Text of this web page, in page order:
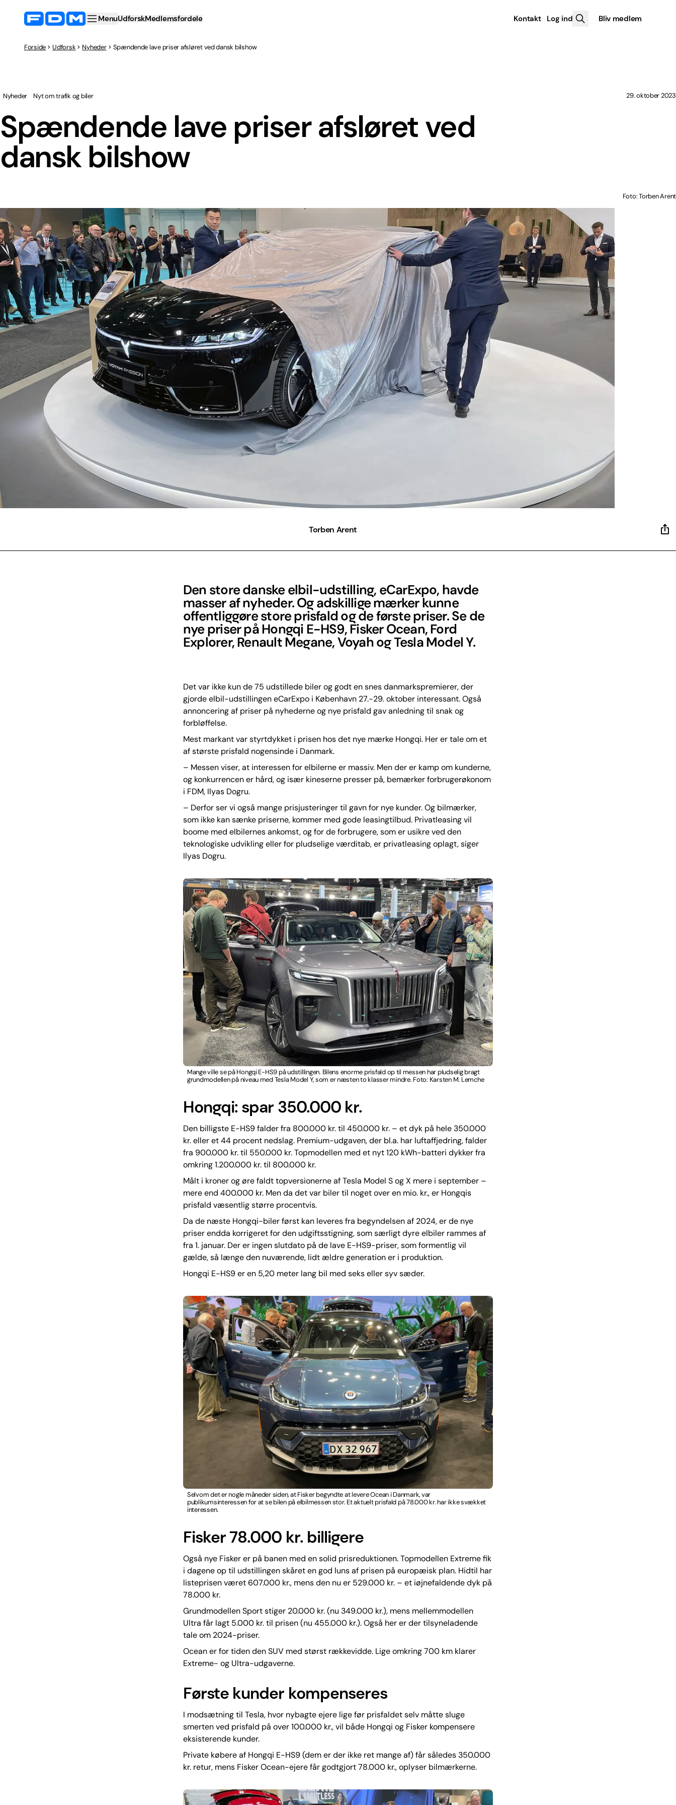
MenuUdforskMedlemsfordele Kontakt Log ind Bliv medlem
Forside Udforsk Nyheder Spændende lave priser afsløret ved dansk bilshow
Spændende lave priser afsløret ved
dansk bilshow
Nyheder Nyt om trafik og biler 29. oktober 2023
Foto: Torben Arent
Torben Arent
Den store danske elbil-udstilling, eCarExpo, havde
masser af nyheder. Og adskillige mærker kunne
offentliggøre store prisfald og de første priser. Se de
nye priser på Hongqi E-HS9, Fisker Ocean, Ford
Explorer, Renault Megane, Voyah og Tesla Model Y.
Det var ikke kun de 75 udstillede biler og godt en snes danmarkspremierer, der
gjorde elbil-udstillingen eCarExpo i København 27.-29. oktober interessant. Også
annoncering af priser på nyhederne og nye prisfald gav anledning til snak og
forbløffelse.
Mest markant var styrtdykket i prisen hos det nye mærke Hongqi. Her er tale om et
af største prisfald nogensinde i Danmark.
– Messen viser, at interessen for elbilerne er massiv. Men der er kamp om kunderne,
og konkurrencen er hård, og især kineserne presser på, bemærker forbrugerøkonom
i FDM, Ilyas Dogru.
– Derfor ser vi også mange prisjusteringer til gavn for nye kunder. Og bilmærker,
som ikke kan sænke priserne, kommer med gode leasingtilbud. Privatleasing vil
boome med elbilernes ankomst, og for de forbrugere, som er usikre ved den
teknologiske udvikling eller for pludselige værditab, er privatleasing oplagt, siger
Ilyas Dogru.
Mange ville se på Hongqi E-HS9 på udstillingen. Bilens enorme prisfald op til messen har pludselig bragt
grundmodellen på niveau med Tesla Model Y, som er næsten to klasser mindre. Foto: Karsten M. Lemche
Hongqi: spar 350.000 kr.
Den billigste E-HS9 falder fra 800.000 kr. til 450.000 kr. – et dyk på hele 350.000
kr. eller et 44 procent nedslag. Premium-udgaven, der bl.a. har luftaffjedring, falder
fra 900.000 kr. til 550.000 kr. Topmodellen med et nyt 120 kWh-batteri dykker fra
omkring 1.200.000 kr. til 800.000 kr.
Målt i kroner og øre faldt topversionerne af Tesla Model S og X mere i september –
mere end 400.000 kr. Men da det var biler til noget over en mio. kr., er Hongqis
prisfald væsentlig større procentvis.
Da de næste Hongqi-biler først kan leveres fra begyndelsen af 2024, er de nye
priser endda korrigeret for den udgiftsstigning, som særligt dyre elbiler rammes af
fra 1. januar. Der er ingen slutdato på de lave E-HS9-priser, som formentlig vil
gælde, så længe den nuværende, lidt ældre generation er i produktion.
Hongqi E-HS9 er en 5,20 meter lang bil med seks eller syv sæder.
Selvom det er nogle måneder siden, at Fisker begyndte at levere Ocean i Danmark, var
publikumsinteressen for at se bilen på elbilmessen stor. Et aktuelt prisfald på 78.000 kr. har ikke svækket
interessen.
Fisker 78.000 kr. billigere
Også nye Fisker er på banen med en solid prisreduktionen. Topmodellen Extreme fik
i dagene op til udstillingen skåret en god luns af prisen på europæisk plan. Hidtil har
listeprisen været 607.000 kr., mens den nu er 529.000 kr. – et iøjnefaldende dyk på
78.000 kr.
Grundmodellen Sport stiger 20.000 kr. (nu 349.000 kr.), mens mellemmodellen
Ultra får lagt 5.000 kr. til prisen (nu 455.000 kr.). Også her er der tilsyneladende
tale om 2024-priser.
Ocean er for tiden den SUV med størst rækkevidde. Lige omkring 700 km klarer
Extreme- og Ultra-udgaverne.
Første kunder kompenseres
I modsætning til Tesla, hvor nybagte ejere lige før prisfaldet selv måtte sluge
smerten ved prisfald på over 100.000 kr., vil både Hongqi og Fisker kompensere
eksisterende kunder.
Private købere af Hongqi E-HS9 (dem er der ikke ret mange af) får således 350.000
kr. retur, mens Fisker Ocean-ejere får godtgjort 78.000 kr., oplyser bilmærkerne.